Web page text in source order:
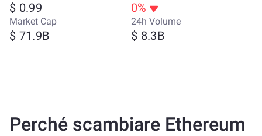
$ 0.99 0%
Market Cap
$ 71.9B
24h Volume
$ 8.3B
Perché scambiare Ethereum